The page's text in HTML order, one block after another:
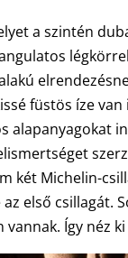
a szintén
füstös íze
alapanyagokat
két Michelin-
első csillagát.
vannak. Így néz